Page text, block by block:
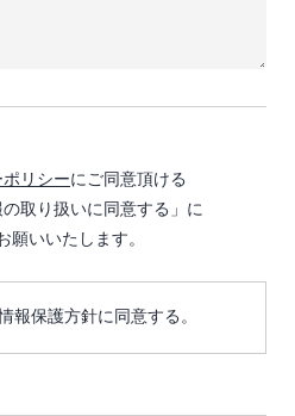
リシーにご同意頂ける
取り扱いに同意する」に
願いいたします。
報保護方針に同意する。